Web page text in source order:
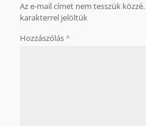
Az e-mail címet nem tesszük közzé.
karakterrel jelöltük
Hozzászólás*